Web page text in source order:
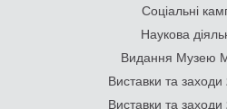
Соціальні
Наукова
Видання Музею
Виставки та
Виставки та